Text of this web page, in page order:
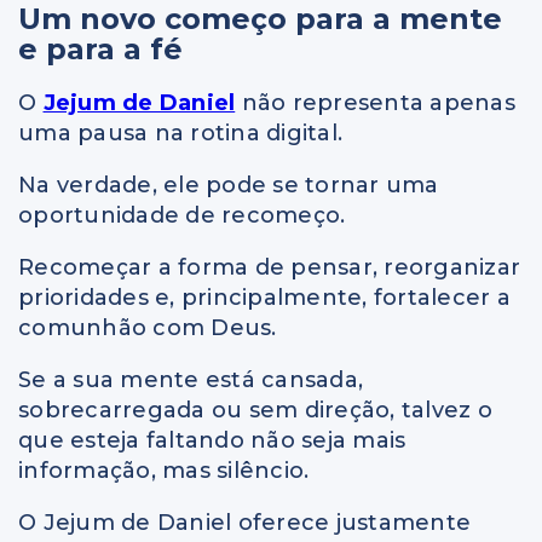
Um novo começo para a mente
e para a fé
O Jejum de Daniel
não representa apenas
uma pausa na rotina digital.
Na verdade, ele pode se tornar uma
oportunidade de recomeço.
Recomeçar a forma de pensar, reorganizar
prioridades e, principalmente, fortalecer a
comunhão com Deus.
Se a sua mente está cansada,
sobrecarregada ou sem direção, talvez o
que esteja faltando não seja mais
informação, mas silêncio.
O Jejum de Daniel oferece justamente